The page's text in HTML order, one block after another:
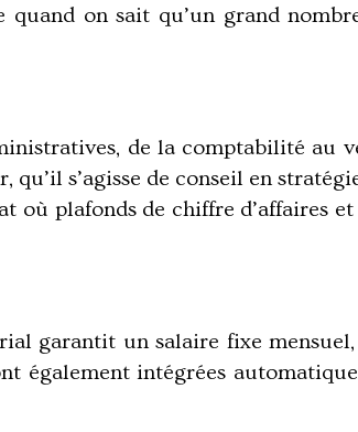
on sait qu’un grand
de la comptabilité au
s’agisse de conseil en
où plafonds de chiffre d’affaires et
garantit un salaire fixe
également intégrées